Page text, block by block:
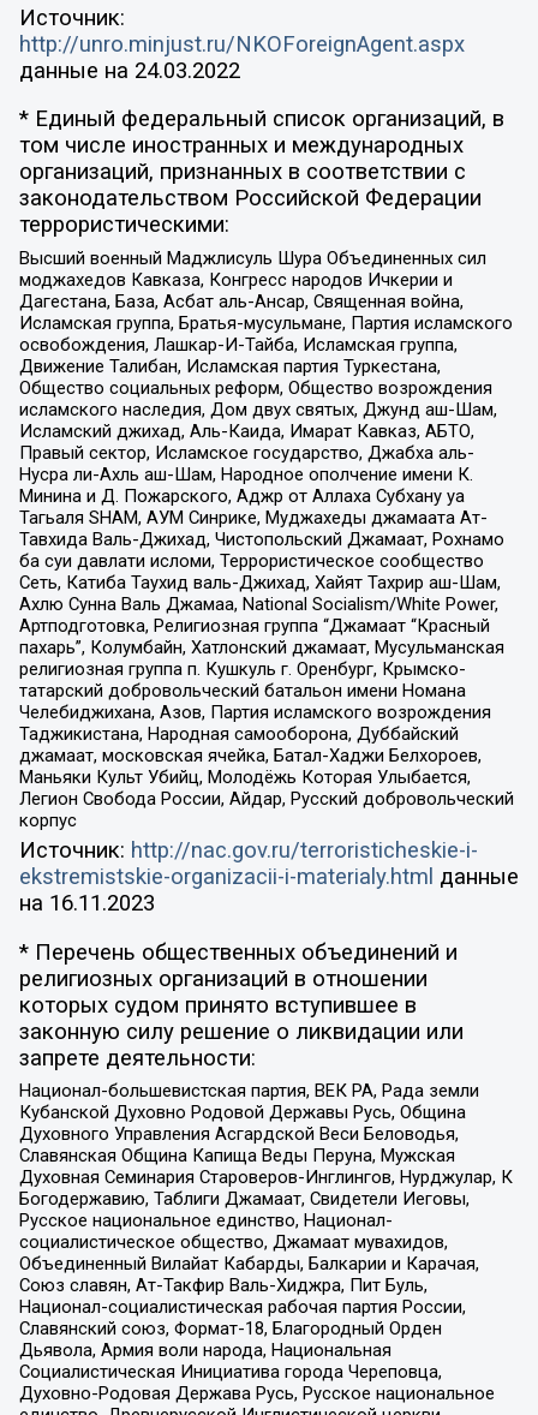
Источник:
http://unro.minjust.ru/NKOForeignAgent.aspx
данные на 24.03.2022
* Единый федеральный список организаций, в
том числе иностранных и международных
организаций, признанных в соответствии с
законодательством Российской Федерации
террористическими:
Высший военный Маджлисуль Шура Объединенных сил
моджахедов Кавказа, Конгресс народов Ичкерии и
Дагестана, База, Асбат аль-Ансар, Священная война,
Исламская группа, Братья-мусульмане, Партия исламского
освобождения, Лашкар-И-Тайба, Исламская группа,
Движение Талибан, Исламская партия Туркестана,
Общество социальных реформ, Общество возрождения
исламского наследия, Дом двух святых, Джунд аш-Шам,
Исламский джихад, Аль-Каида, Имарат Кавказ, АБТО,
Правый сектор, Исламское государство, Джабха аль-
Нусра ли-Ахль аш-Шам, Народное ополчение имени К.
Минина и Д. Пожарского, Аджр от Аллаха Субхану уа
Тагьаля SHAM, АУМ Синрике, Муджахеды джамаата Ат-
Тавхида Валь-Джихад, Чистопольский Джамаат, Рохнамо
ба суи давлати исломи, Террористическое сообщество
Сеть, Катиба Таухид валь-Джихад, Хайят Тахрир аш-Шам,
Ахлю Сунна Валь Джамаа, National Socialism/White Power,
Артподготовка, Религиозная группа “Джамаат “Красный
пахарь”, Колумбайн, Хатлонский джамаат, Мусульманская
религиозная группа п. Кушкуль г. Оренбург, Крымско-
татарский добровольческий батальон имени Номана
Челебиджихана, Азов, Партия исламского возрождения
Таджикистана, Народная самооборона, Дуббайский
джамаат, московская ячейка, Батал-Хаджи Белхороев,
Маньяки Культ Убийц, Молодёжь Которая Улыбается,
Легион Свобода России, Айдар, Русский добровольческий
корпус
Источник: http://nac.gov.ru/terroristicheskie-i-
ekstremistskie-organizacii-i-materialy.html данные
на 16.11.2023
* Перечень общественных объединений и
религиозных организаций в отношении
которых судом принято вступившее в
законную силу решение о ликвидации или
запрете деятельности:
Национал-большевистская партия, ВЕК РА, Рада земли
Кубанской Духовно Родовой Державы Русь, Община
Духовного Управления Асгардской Веси Беловодья,
Славянская Община Капища Веды Перуна, Мужская
Духовная Семинария Староверов-Инглингов, Нурджулар, К
Богодержавию, Таблиги Джамаат, Свидетели Иеговы,
Русское национальное единство, Национал-
социалистическое общество, Джамаат мувахидов,
Объединенный Вилайат Кабарды, Балкарии и Карачая,
Союз славян, Ат-Такфир Валь-Хиджра, Пит Буль,
Национал-социалистическая рабочая партия России,
Славянский союз, Формат-18, Благородный Орден
Дьявола, Армия воли народа, Национальная
Социалистическая Инициатива города Череповца,
Духовно-Родовая Держава Русь, Русское национальное